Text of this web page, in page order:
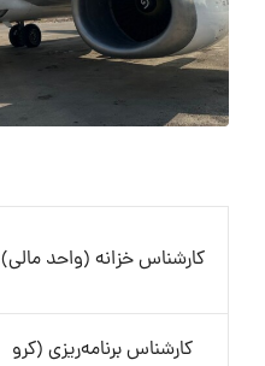
کارشناس خزانه (واحد مالی)
کارشناس برنامه‌ریزی (کرو